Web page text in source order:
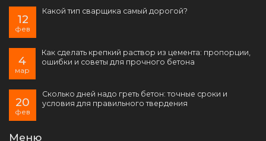
12
фев
Какой тип сварщика самый дорогой?
4
мар
Как сделать крепкий раствор из цемента: пропорции,
ошибки и советы для прочного бетона
20
фев
Сколько дней надо греть бетон: точные сроки и
условия для правильного твердения
Меню